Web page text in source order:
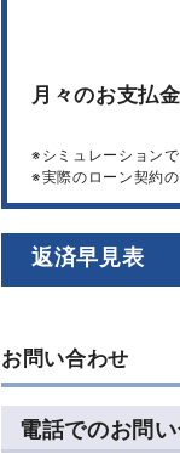
月々のお支払
※シミュレーション
※実際のローン契約
返済早見表
お問い合わせ
電話でのお問